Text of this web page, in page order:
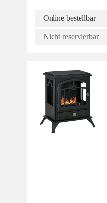
Online bestellbar
Nicht reservierbar